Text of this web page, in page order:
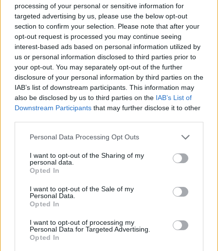
processing of your personal or sensitive information for
targeted advertising by us, please use the below opt-out
section to confirm your selection. Please note that after your
opt-out request is processed you may continue seeing
interest-based ads based on personal information utilized by
us or personal information disclosed to third parties prior to
your opt-out. You may separately opt-out of the further
disclosure of your personal information by third parties on the
IAB’s list of downstream participants. This information may
also be disclosed by us to third parties on the IAB’s List of
Downstream Participants that may further disclose it to other
Personal Data Processing Opt Outs
I want to opt-out of the Sharing of my
personal data.
Opted In
I want to opt-out of the Sale of my
Personal Data.
Opted In
I want to opt-out of processing my
Personal Data for Targeted Advertising.
Opted In
Añadir un comentario ...
🏆🎬🎾MEJORES Series de DEPORTES
en Streaming ⚽🍿🏀
El deporte no ocurre solo en el campo! ⚽🏈🏀
Descubre las series y docuseries más adictivas del
streaming que te mantendrán pegado a la
pantalla. 💥 De dramas épicos a risas puras. 🏆
¡Guarda esta colección para tu próximo
Opina de Tele
Para ti, ¿cuál es la mejor serie de TV que se emite en España?
¿Cuál es el personaje de serie cómica con el que mejor te lo
¿Qué anuncio te gusta más de los que se emiten actualmente en
¿Cuál crees que es el mejor programa que hay en la televisión?